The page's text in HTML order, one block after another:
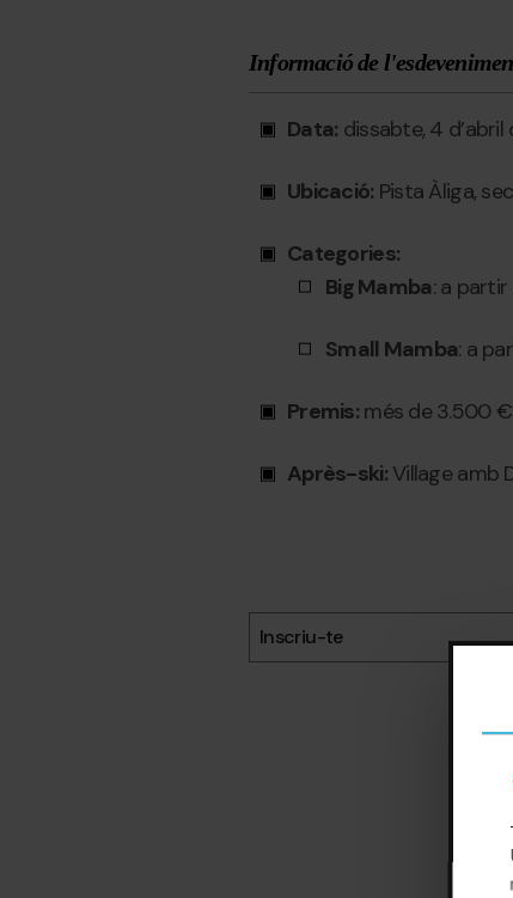
Informació de
Data: dissabte, 4 d’abril
Ubicació: Pista Àliga,
Categories:
Big Mamba: a partir
Small Mamba: a
Premis:més de 3.500 €
Après-ski:Village amb
Inscriu-te